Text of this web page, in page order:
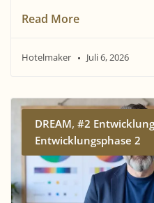
Read More
Hotelmaker Juli 6, 2026
DREAM,#2
Entwicklungsphase 2